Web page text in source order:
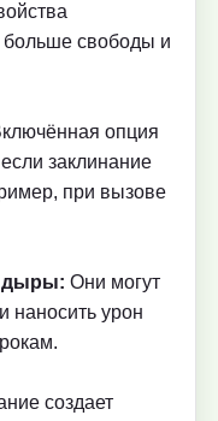
больше свободы и
опция
заклинание
при вызове
дыры: Они могут
наносить урон
создает